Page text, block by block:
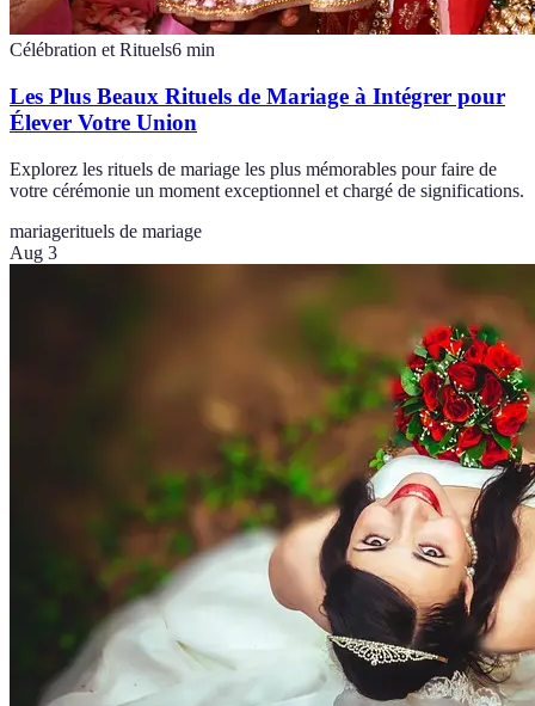
Célébration et Rituels6 min
Les Plus Beaux Rituels de Mariage à Intégrer pour
Élever Votre Union
Explorez les rituels de mariage les plus mémorables pour faire de
votre cérémonie un moment exceptionnel et chargé de significations.
mariagerituels de mariage
Aug 3